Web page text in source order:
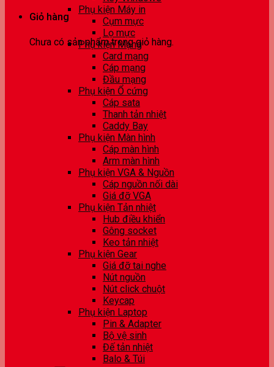
Giỏ hàng
Chưa có sản phẩm trong giỏ hàng.
Phụ kiện Máy in
Cụm mực
Lọ mực
Phụ kiện Mạng
Card mạng
Cáp mạng
Đầu mạng
Phụ kiện Ổ cứng
Cáp sata
Thanh tản nhiệt
Caddy Bay
Phụ kiện Màn hình
Cáp màn hình
Arm màn hình
Phụ kiện VGA & Nguồn
Cáp nguồn nối dài
Giá đỡ VGA
Phụ kiện Tản nhiệt
Hub điều khiển
Gông socket
Keo tản nhiệt
Phụ kiện Gear
Giá đỡ tai nghe
Nút nguồn
Nút click chuột
Keycap
Phụ kiện Laptop
Pin & Adapter
Bộ vệ sinh
Đế tản nhiệt
Balo & Túi